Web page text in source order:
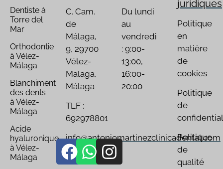
Dentiste à
Torre del
Mar
Orthodontie
à Vélez-
Málaga
Blanchiment
des dents
à Vélez-
Málaga
Acide
hyaluronique
à Vélez-
Málaga
C. Cam.
de
Málaga,
9, 29700
Vélez-
Malaga,
Málaga
TLF :
692978801
info@antoniomartinezclinicadental.com
Du lundi
au
vendredi
: 9:00-
13:00,
16:00-
20:00
juridiques
Politique
en
matière
de
cookies
Politique
de
Politique
de
qualité